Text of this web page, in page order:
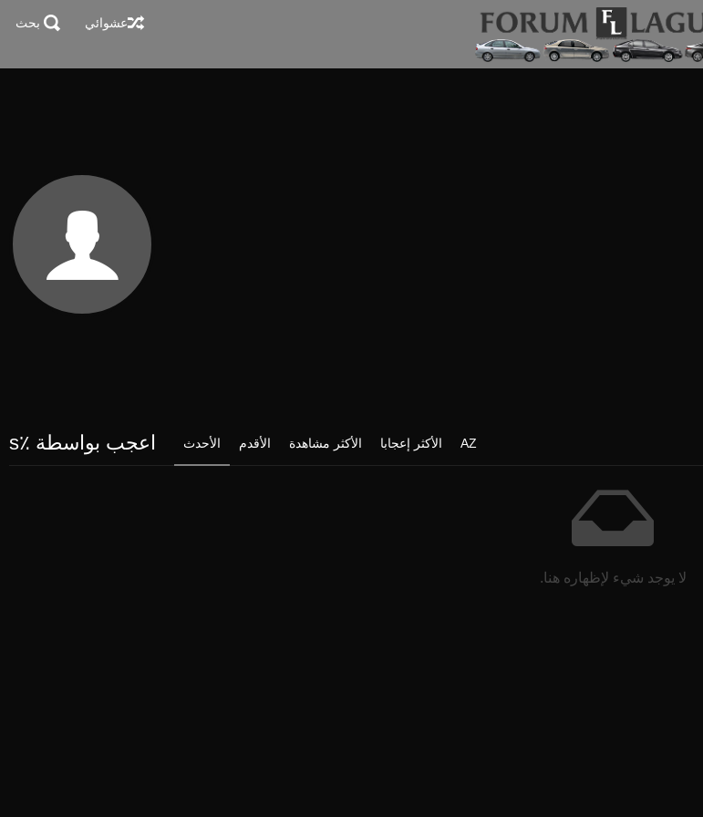
بحث عشوائي
اعجب بواسطة ٪s الأحدث الأقدم الأكثر مشاهدة الأكثر إعجابا AZ
لا يوجد شيء لإظهاره هنا.